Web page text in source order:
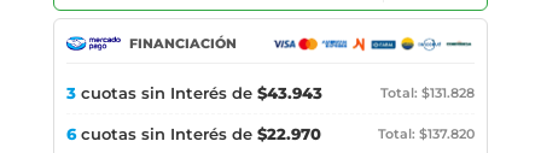
FINANCIACIÓN
3 cuotas sin Interés de $43.943 Total: $131.828
6cuotas sin Interés de $22.970 Total: $137.820